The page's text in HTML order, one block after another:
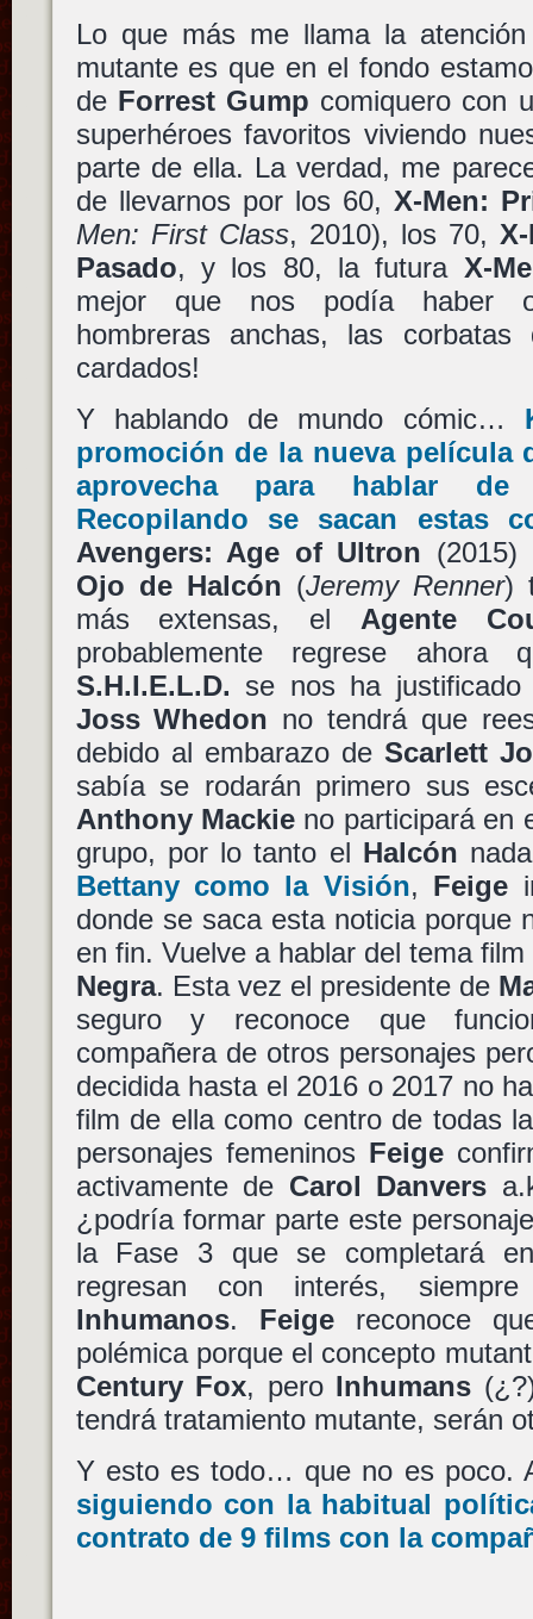
Lo que más me llama la
mutante es que en el fondo
de Forrest Gump comiquero con
superhéroes favoritos viviendo
parte de ella. La verdad, me
de llevarnos por los 60, X-Men:
Men: First Class, 2010), los 70,
Pasado, y los 80, la futura X-
mejor que nos podía haber
hombreras anchas, las
cardados!
Y hablando de mundo cómic…
promoción de la nueva película
aprovecha para hablar
Recopilando se sacan estas
Avengers: Age of Ultron (2015)
Ojo de Halcón (Jeremy Renner)
más extensas, el Agente
probablemente regrese
S.H.I.E.L.D. se nos ha justificado
Joss Whedon no tendrá que
debido al embarazo deScarlett
sabía se rodarán primero sus
Anthony Mackieno participará en
grupo, por lo tanto el Halcón
Bettanycomo la Visión, Feige
donde se saca esta noticia porque
en fin. Vuelve a hablar del tema
Negra. Esta vez el presidente de
seguro y reconoce que
compañera de otros personajes
decidida hasta el 2016 o 2017 no
film de ella como centro de todas
personajes femeninos Feige
activamente de Carol Danvers
¿podría formar parte este
la Fase 3 que se completará
regresan con interés,
Inhumanos. Feigereconoce
polémica porque el concepto
Century Fox, pero Inhumans
tendrá tratamiento mutante, serán
Y esto es todo… que no es poco.
siguiendo con la habitual
contrato de 9 films con la